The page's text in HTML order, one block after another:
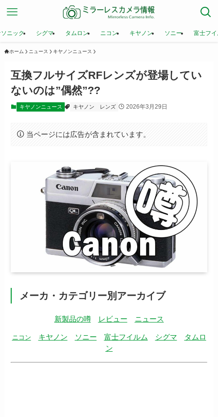
ニック シグマ タムロン ニコン キヤノン ソニー 富士フ
ホーム ニュース キヤノンニュース
互換フルサイズRFレンズが登場してい
ないのは”偶然”??
キヤノンニュース キヤノン レンズ 2026年3月29日
当ページには広告が含まれています。
メーカ・カテゴリー別アーカイブ
新製品の噂 レビュー ニュース
ニコン キヤノン ソニー 富士フイルム シグマ
タムロ
ン